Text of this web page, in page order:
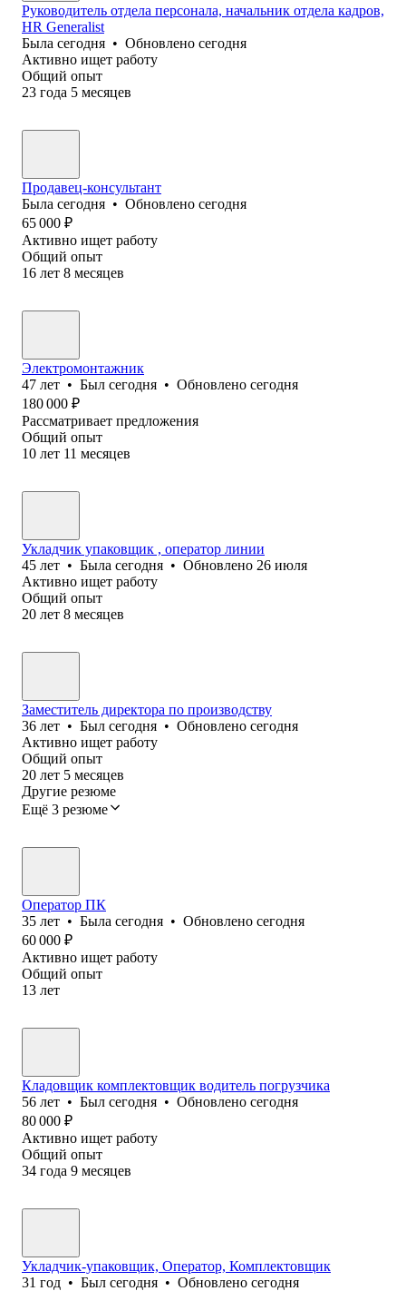
Руководитель отдела персонала, начальник отдела кадров,
HR Generalist
Была сегодня • Обновлено сегодня
Активно ищет работу
Общий опыт
23 года 5 месяцев
Продавец-консультант
Была сегодня • Обновлено сегодня
65 000 ₽
Активно ищет работу
Общий опыт
16 лет 8 месяцев
Электромонтажник
47 лет • Был сегодня • Обновлено сегодня
180 000 ₽
Рассматривает предложения
Общий опыт
10 лет 11 месяцев
Укладчик упаковщик , оператор линии
45 лет • Была сегодня • Обновлено 26 июля
Активно ищет работу
Общий опыт
20 лет 8 месяцев
Заместитель директора по производству
36 лет • Был сегодня • Обновлено сегодня
Активно ищет работу
Общий опыт
20 лет 5 месяцев
Другие резюме
Ещё 3 резюме
Оператор ПК
35 лет • Была сегодня • Обновлено сегодня
60 000 ₽
Активно ищет работу
Общий опыт
13 лет
Кладовщик комплектовщик водитель погрузчика
56 лет • Был сегодня • Обновлено сегодня
80 000 ₽
Активно ищет работу
Общий опыт
34 года 9 месяцев
Укладчик-упаковщик, Оператор, Комплектовщик
31 год • Был сегодня • Обновлено сегодня